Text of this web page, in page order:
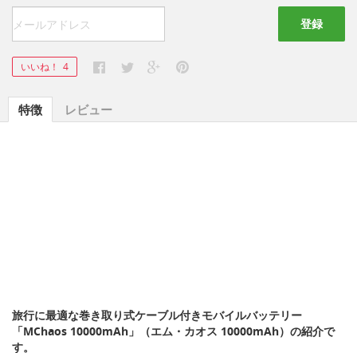
登録
いいね！ 4
特徴 レビュー
旅行に最適な巻き取り式ケーブル付きモバイルバッテリー
「MChaos 10000mAh」（エム・カオス 10000mAh）の紹介で
す。